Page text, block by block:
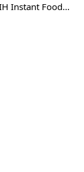
시애틀 폴락 - HAUSCOOK 라면기계 판매 (IH Instant Food Cooker )